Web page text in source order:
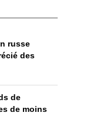
russe
des
de
de moins